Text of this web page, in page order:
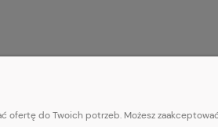
pl101sukienek@gmail.com
do Twoich potrzeb. Możesz